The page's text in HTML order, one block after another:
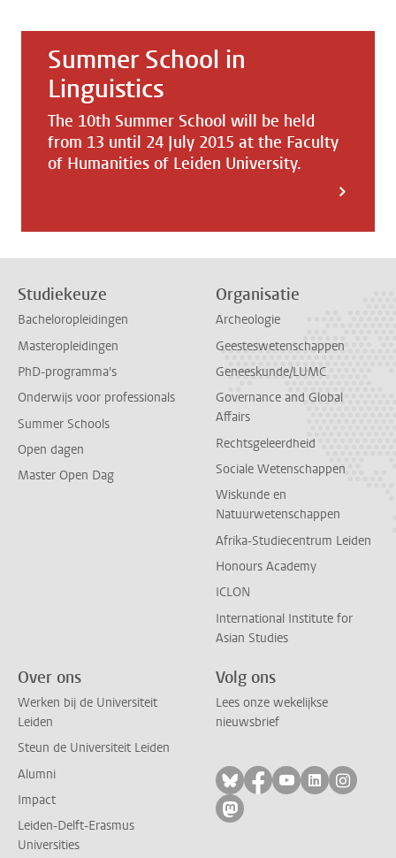
Summer School in
Linguistics
The 10th Summer School will be held
from 13 until 24 July 2015 at the Faculty
of Humanities of Leiden University.
Studiekeuze
Bacheloropleidingen
Masteropleidingen
PhD-programma's
Onderwijs voor professionals
Summer Schools
Open dagen
Master Open Dag
Organisatie
Archeologie
Geesteswetenschappen
Geneeskunde/LUMC
Governance and Global
Affairs
Rechtsgeleerdheid
Sociale Wetenschappen
Wiskunde en
Natuurwetenschappen
Afrika-Studiecentrum Leiden
Honours Academy
ICLON
International Institute for
Asian Studies
Over ons
Werken bij de Universiteit
Leiden
Steun de Universiteit Leiden
Alumni
Impact
Leiden-Delft-Erasmus
Universities
Volg ons
Lees onze wekelijkse
nieuwsbrief
Volg ons op bluesky
Volg ons op
Volg ons op
Volg ons
Volg
Volg ons op mastodon